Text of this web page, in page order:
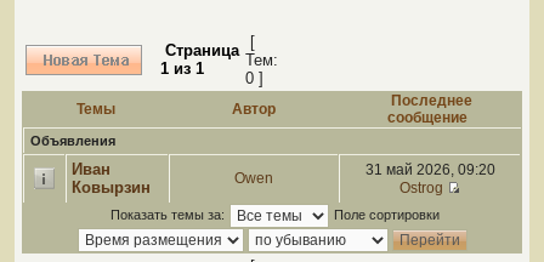
Страница
1 из 1
[
Тем:
0 ]
Темы Автор
Последнее
сообщение
Объявления
Иван
Ковырзин
Owen
31 май 2026, 09:20
Ostrog
Показать темы за: Поле сортировки